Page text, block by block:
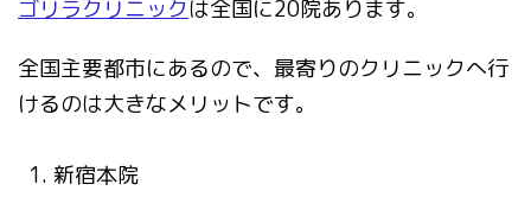
ゴリラクリニックは全国に20院あります。
全国主要都市にあるので、最寄りのクリニックへ行
けるのは大きなメリットです。
新宿本院